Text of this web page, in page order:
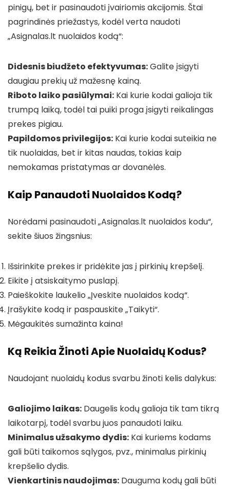
pinigų, bet ir pasinaudoti įvairiomis akcijomis. Štai
pagrindinės priežastys, kodėl verta naudoti
„Asignalas.lt nuolaidos kodą“:
Didesnis biudžeto efektyvumas:Galite įsigyti
daugiau prekių už mažesnę kainą.
Riboto laiko pasiūlymai: Kai kurie kodai galioja tik
trumpą laiką, todėl tai puiki proga įsigyti reikalingas
prekes pigiau.
Papildomos privilegijos: Kai kurie kodai suteikia ne
tik nuolaidas, bet ir kitas naudas, tokias kaip
nemokamas pristatymas ar dovanėlės.
Kaip Panaudoti Nuolaidos Kodą?
Norėdami pasinaudoti „Asignalas.lt nuolaidos kodu“,
sekite šiuos žingsnius:
Išsirinkite prekes ir pridėkite jas į pirkinių krepšelį.
Eikite į atsiskaitymo puslapį.
Paieškokite laukelio „Įveskite nuolaidos kodą“.
Įrašykite kodą ir paspauskite „Taikyti“.
Mėgaukitės sumažinta kaina!
Ką Reikia Žinoti Apie Nuolaidų Kodus?
Naudojant nuolaidų kodus svarbu žinoti kelis dalykus:
Galiojimo laikas: Daugelis kodų galioja tik tam tikrą
laikotarpį, todėl svarbu juos panaudoti laiku.
Minimalus užsakymo dydis: Kai kuriems kodams
gali būti taikomos sąlygos, pvz., minimalus pirkinių
krepšelio dydis.
Vienkartinis naudojimas: Dauguma kodų gali būti